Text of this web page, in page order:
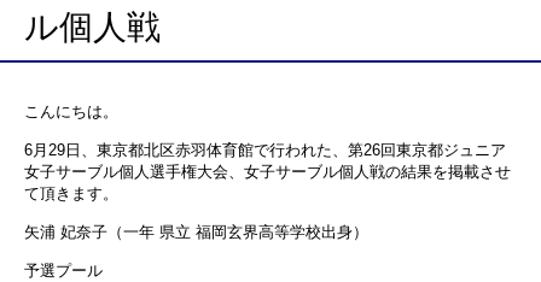
ル個人戦
こんにちは。
6月29日、東京都北区赤羽体育館で行われた、第26回東京都ジュニア
女子サーブル個人選手権大会、女子サーブル個人戦の結果を掲載させ
て頂きます。
矢浦 妃奈子（一年 県立 福岡玄界高等学校出身）
予選プール